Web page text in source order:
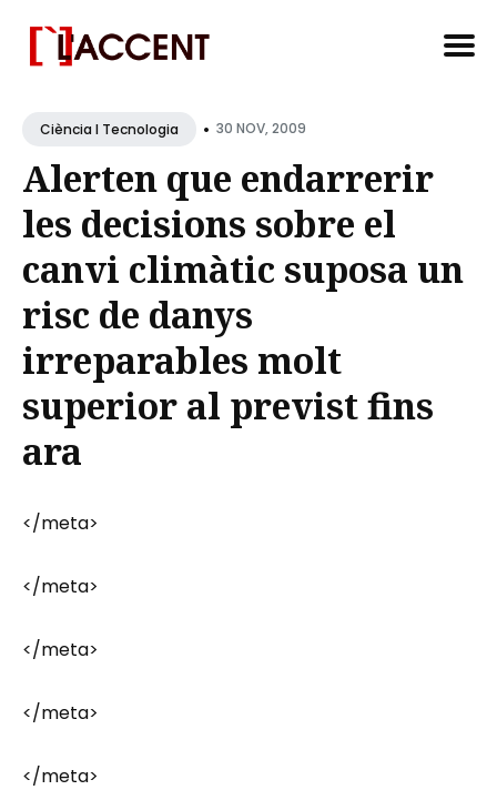
for
Blog
Ciència I Tecnologia • 30 NOV, 2009
Alerten que endarrerir
les decisions sobre el
canvi climàtic suposa un
risc de danys
irreparables molt
superior al previst fins
ara
</meta>
</meta>
</meta>
</meta>
</meta>